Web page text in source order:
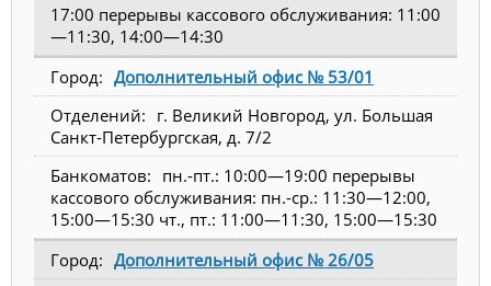
17:00 перерывы кассового обслуживания: 11:00
—11:30, 14:00—14:30
Дополнительный офис № 53/01
г. Великий Новгород, ул. Большая
Санкт-Петербургская, д. 7/2
пн.-пт.: 10:00—19:00 перерывы
кассового обслуживания: пн.-ср.: 11:30—12:00,
15:00—15:30 чт., пт.: 11:00—11:30, 15:00—15:30
Дополнительный офис № 26/05